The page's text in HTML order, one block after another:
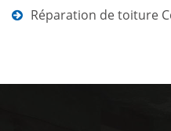
Réparation de toiture